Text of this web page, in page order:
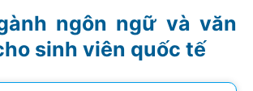
ngôn ngữ và văn
sinh viên quốc tế